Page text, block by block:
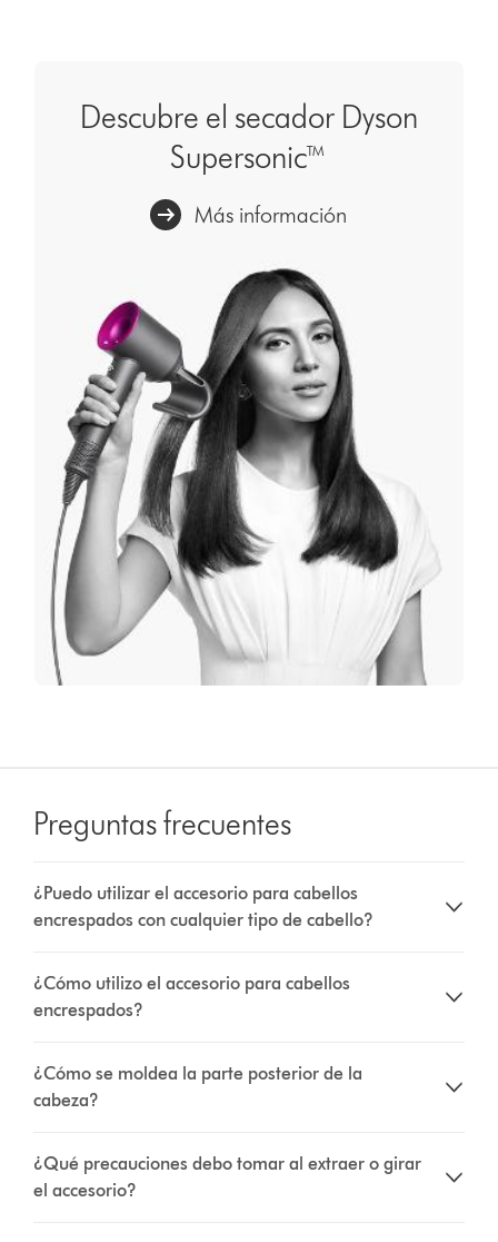
Descubre el secador Dyson
Supersonic™
Más información
Preguntas frecuentes
¿Puedo utilizar el accesorio para cabellos
encrespados con cualquier tipo de cabello?
¿Cómo utilizo el accesorio para cabellos
encrespados?
¿Cómo se moldea la parte posterior de la
cabeza?
¿Qué precauciones debo tomar al extraer o girar
el accesorio?